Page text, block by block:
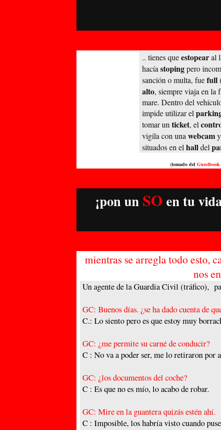
.. tienes queestopearal
hacía stopingpero
sanción o multa, fuefull
alto, siempre viaja en la
mare. Dentro del
impide utilizar el
tomar un ticket, el
vigila con una webcam
situados en el halldel
(tomado del Guestbook
¡pon un SO en tu
mientras se arregla todo esto,
nos
Unagentede laGuardiaCivil (tráfico),
GC: Buenos días. ¿se ha dado cuenta de
C.: Lo siento pero es que estoy muy
GC: ¿me permite su carné de conducir?
C : No va a poder ser, me lo retiraron por
GC: ¿los documentosdel coche?
C : Es que no es mío, lo acabo de robar.
GC: Mire en la guantera quizásesténahí.
C : Imposible, los habría visto cuando